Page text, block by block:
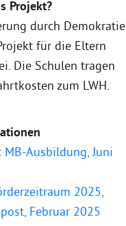
Projekt?
durch Demokratie
für die Eltern
Die Schulen tragen
zum LWH.
Ausbildung, Juni
2025,
Februar 2025